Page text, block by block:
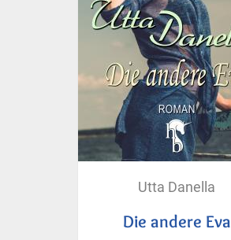
Utta Danella
Die andere Eva